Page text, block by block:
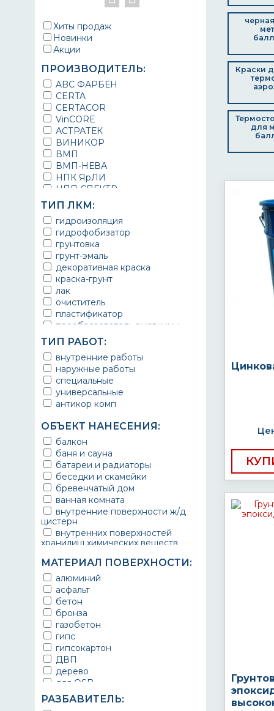
Хиты продаж
Новинки
Акции
ПРОИЗВОДИТЕЛЬ:
ABC ФАРБЕН
CERTA
CERTACOR
VinCORE
АСТРАТЕК
ВИНИКОР
ВМП
ВМП-НЕВА
НПК ЯрЛИ
НПП СПЕКТР
НПФ ЭМАЛЬ
ТЕРМА
УРЕПЛЕН
ТИП ЛКМ:
гидроизоляция
гидрофобизатор
грунтовка
грунт-эмаль
декоративная краска
краска-грунт
лак
очиститель
пластификатор
преобразователь ржавчины
эмаль
Краска
Покрытие
грунт эмаль
защитное покрытие
ТИП РАБОТ:
внутренние работы
наружные работы
специальные
универсальные
антикор комп
ОБЪЕКТ НАНЕСЕНИЯ:
балкон
баня и сауна
батареи и радиаторы
беседки и скамейки
бревенчатый дом
ванная комната
внутренние поверхности ж/д
цистерн
внутренних поверхностей
хранилищ химических веществ
ворота
выхлопные системы
автомобилей
газопроводы
гараж
гидротехнические сооружения
городской транспорт
грузовые вагоны
двери металлические
детали двигателей
детали машин
для автомобилей
МАТЕРИАЛ ПОВЕРХНОСТИ:
алюминий
асфальт
бетон
бронза
газобетон
гипс
гипсокартон
ДВП
дерево
для OSB
для бетона
для гипса
РАЗБАВИТЕЛЬ:
Краски
для